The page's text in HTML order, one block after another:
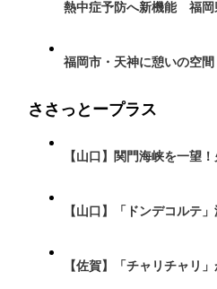
熱中症予防へ新機能 福岡
福岡市・天神に憩いの空
ささっとープラス
【山口】関門海峡を一望
【山口】「ドンデコルテ
【佐賀】「チャリチャリ